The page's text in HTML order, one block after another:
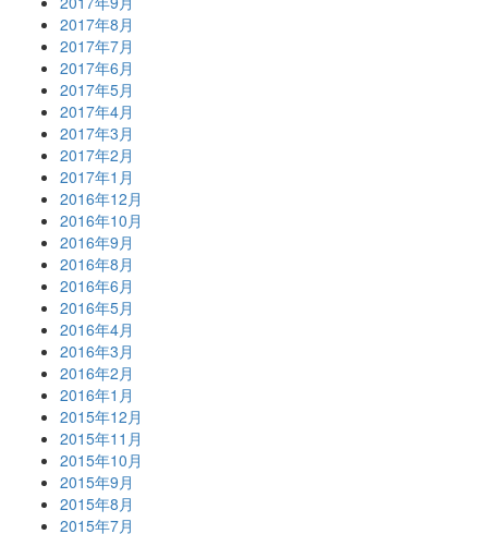
2017年8月
2017年7月
2017年6月
2017年5月
2017年4月
2017年3月
2017年2月
2017年1月
2016年12月
2016年10月
2016年9月
2016年8月
2016年6月
2016年5月
2016年4月
2016年3月
2016年2月
2016年1月
2015年12月
2015年11月
2015年10月
2015年9月
2015年8月
2015年7月